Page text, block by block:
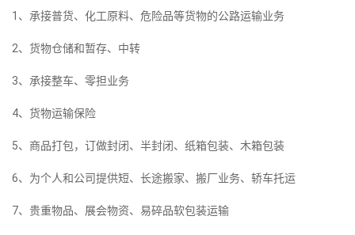
1、承接普货、化工原料、危险品等货物的公路运输业务
2、货物仓储和暂存、中转
3、承接整车、零担业务
4、货物运输保险
5、商品打包，订做封闭、半封闭、纸箱包装、木箱包装
6、为个人和公司提供短、长途搬家、搬厂业务、轿车托运
7、贵重物品、展会物资、易碎品软包装运输